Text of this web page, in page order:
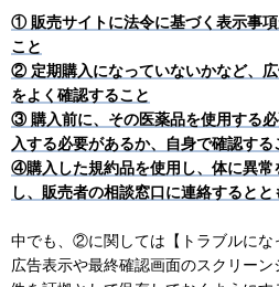
① 販売サイトに法令に基づく表示事
こと
② 定期購入になっていないかなど、
をよく確認すること
③ 購入前に、その医薬品を使用する
入する必要があるか、自身で確認する
④購入した規約品を使用し、体に異常
し、販売者の相談窓口に連絡すると
中でも、②に関しては【トラブルにな
広告表示や最終確認画面のスクリー